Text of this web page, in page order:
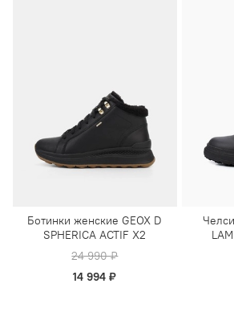
Ботинки женские GEOX D
SPHERICA ACTIF X2
24 990 ₽
14 994 ₽